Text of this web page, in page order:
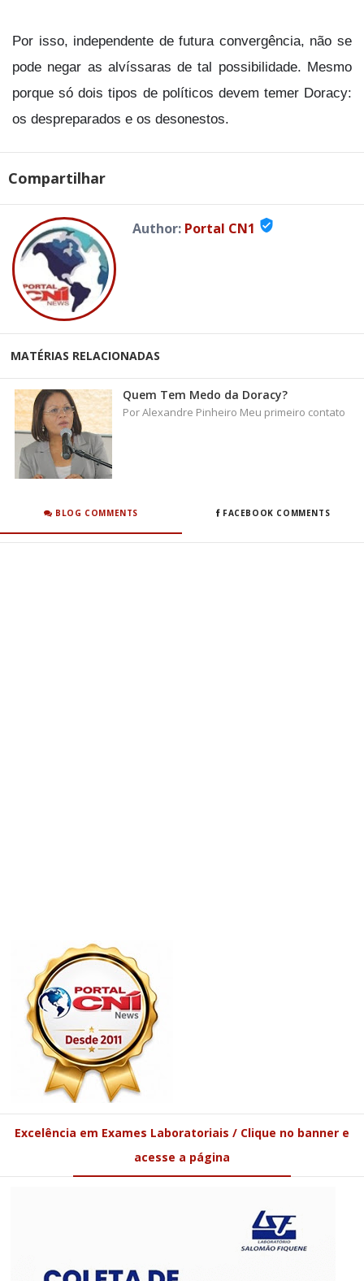
Por isso, independente de futura convergência, não se
pode negar as alvíssaras de tal possibilidade. Mesmo
porque só dois tipos de políticos devem temer Doracy:
os despreparados e os desonestos.
Compartilhar
Author: Portal CN1 verified_user
MATÉRIAS RELACIONADAS
Quem Tem Medo da Doracy?
Por Alexandre Pinheiro Meu primeiro contato
BLOG COMMENTS FACEBOOK COMMENTS
Excelência em Exames Laboratoriais / Clique no banner e
acesse a página